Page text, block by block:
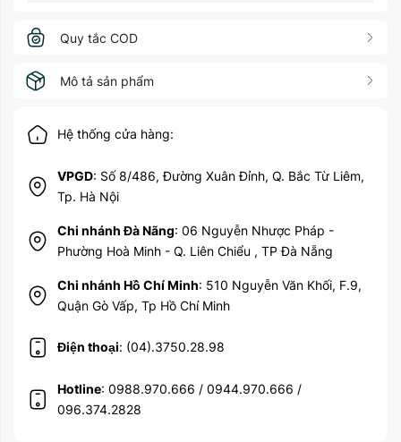
Quy tắc COD
Mô tả sản phẩm
Hệ thống cửa hàng:
VPGD: Số 8/486, Đường Xuân Đỉnh, Q. Bắc Từ Liêm,
Tp. Hà Nội
Chi nhánh Đà Nãng: 06 Nguyễn Nhược Pháp -
Phường Hoà Minh - Q. Liên Chiểu , TP Đà Nẵng
Chi nhánh Hồ Chí Minh: 510 Nguyễn Văn Khối, F.9,
Quận Gò Vấp, Tp Hồ Chí Minh
Điện thoại: (04).3750.28.98
Hotline: 0988.970.666 / 0944.970.666 /
096.374.2828